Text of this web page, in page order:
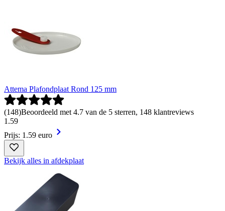
Attema Plafondplaat Rond 125 mm
(148)Beoordeeld met 4.7 van de 5 sterren, 148 klantreviews
1 .59
Prijs: 1.59 euro
Bekijk alles in afdekplaat